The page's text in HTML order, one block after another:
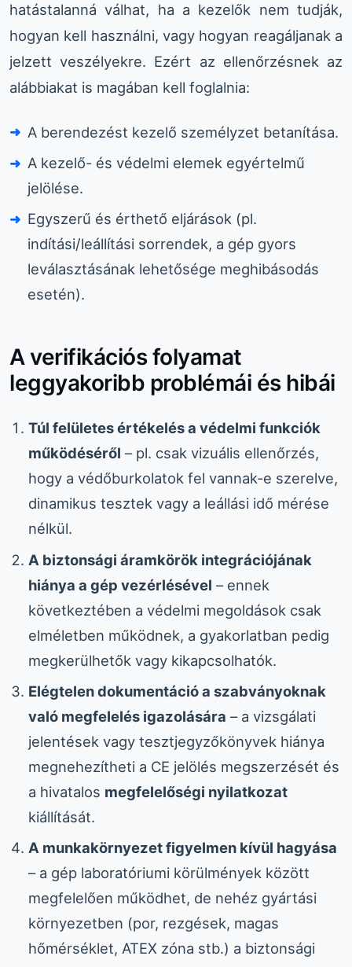
hatástalanná válhat, ha a kezelők nem tudják,
hogyan kell használni, vagy hogyan reagáljanak a
jelzett veszélyekre. Ezért az ellenőrzésnek az
alábbiakat is magában kell foglalnia:
A berendezést kezelő személyzet betanítása.
A kezelő- és védelmi elemek egyértelmű
jelölése.
Egyszerű és érthető eljárások (pl.
indítási/leállítási sorrendek, a gép gyors
leválasztásának lehetősége meghibásodás
esetén).
A verifikációs folyamat
leggyakoribb problémái és hibái
Túl felületes értékelés a védelmi funkciók
működéséről – pl. csak vizuális ellenőrzés,
hogy a védőburkolatok fel vannak-e szerelve,
dinamikus tesztek vagy a leállási idő mérése
nélkül.
A biztonsági áramkörök integrációjának
hiánya a gép vezérlésével – ennek
következtében a védelmi megoldások csak
elméletben működnek, a gyakorlatban pedig
megkerülhetők vagy kikapcsolhatók.
Elégtelen dokumentáció a szabványoknak
való megfelelés igazolására – a vizsgálati
jelentések vagy tesztjegyzőkönyvek hiánya
megnehezítheti a CE jelölés megszerzését és
a hivatalos megfelelőségi nyilatkozat
kiállítását.
A munkakörnyezet figyelmen kívül hagyása
– a gép laboratóriumi körülmények között
megfelelően működhet, de nehéz gyártási
környezetben (por, rezgések, magas
hőmérséklet, ATEX zóna stb.) a biztonsági